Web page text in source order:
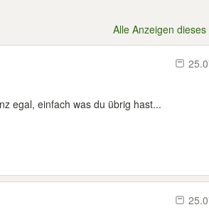
Alle Anzeigen
egal, einfach was du übrig hast...